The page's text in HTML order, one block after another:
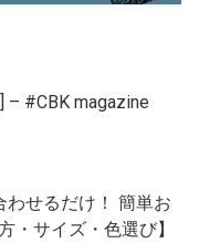
#CBK magazine
わせるだけ！ 簡単お
・サイズ・色選び】